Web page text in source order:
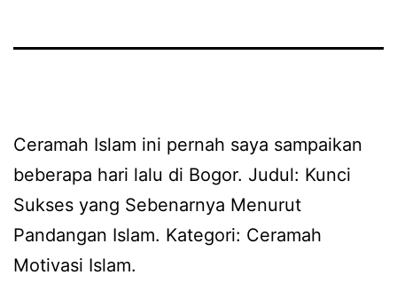
Ceramah Islam ini pernah saya sampaikan
beberapa hari lalu di Bogor. Judul: Kunci
Sukses yang Sebenarnya Menurut
Pandangan Islam. Kategori: Ceramah
Motivasi Islam.